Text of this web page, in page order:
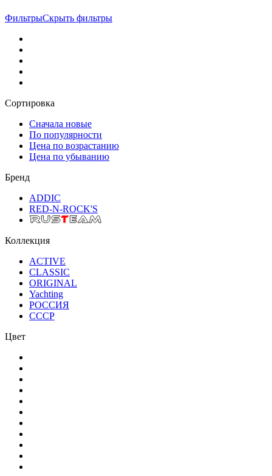
ФильтрыСкрыть фильтры
Сортировка
Сначала новые
По популярности
Цена по возрастанию
Цена по убыванию
Бренд
ADDIC
RED-N-ROCK'S
Коллекция
ACTIVE
CLASSIC
ORIGINAL
Yachting
РОССИЯ
СССР
Цвет